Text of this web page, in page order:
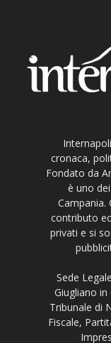
cronaca,
Fondato da
è uno
Campania.
contributo
privati e si
Sede
Giugliano in
Tribunale di
Fiscale,